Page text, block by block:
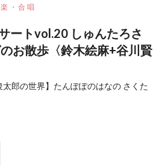
・合唱
ートvol.20 しゅんたろさ
お散歩〈鈴木絵麻+谷川賢
太郎の世界】たんぽぽのはなの さくた